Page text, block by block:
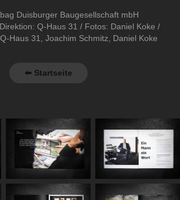
Duisburger Baugesellschaft mbH
Direktion: Q-Haus 31 / Fotos: Daniel Koke /
Haus 31, Joachim Schmitz, Daniel Koke
⬅ Startseite